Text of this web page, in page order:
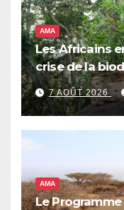
AMA
Les Africains
crise de la
7 AOÛT 2026
AMA
Le